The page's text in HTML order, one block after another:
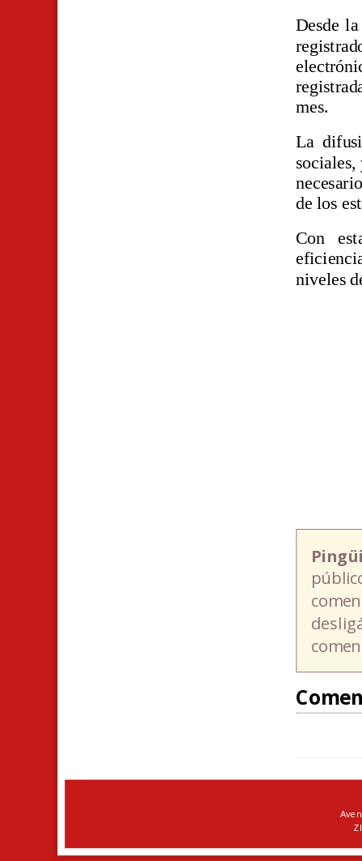
Desde
mes.
La
de los
Con
niveles